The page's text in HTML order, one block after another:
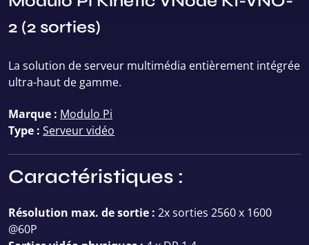
2 (2 sorties)
La solution de serveur multimédia entièrement intégrée
ultra-haut de gamme.
Marque : Modulo Pi
Type : Serveur vidéo
Caractéristiques :
Résolution max. de sortie : 2x sorties 2560 x 1600
@60P